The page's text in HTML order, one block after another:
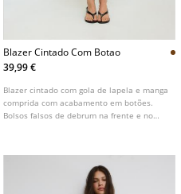
Blazer Cintado Com Botao
39,99 €
Blazer cintado com gola de lapela e manga
comprida com acabamento em botões.
Bolsos falsos de debrum na frente e no